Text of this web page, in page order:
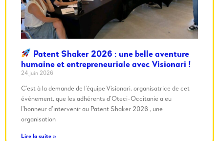
Patent Shaker 2026 : une belle aventure
humaine et entrepreneuriale avec Visionari !
24 juin 2026
C’est à la demande de l’équipe Visionari, organisatrice de cet
événement, que les adhérents d’Oteci-Occitanie a eu
l’honneur d’intervenir au Patent Shaker 2026 , une
organisation
Lire la suite »